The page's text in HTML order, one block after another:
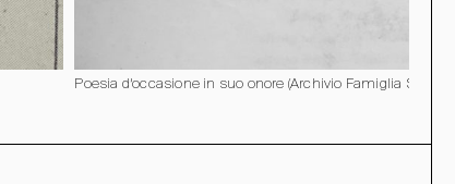
Poesia d’occasione in suo onore (Archivio Famiglia